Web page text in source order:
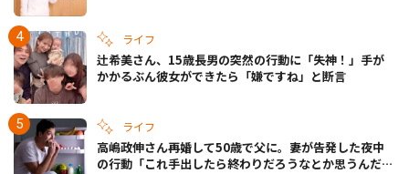
ライフ
辻希美さん、15歳長男の突然の行動に「失神！」手が
かかるぶん彼女ができたら「嫌ですね」と断言
ライフ
高嶋政伸さん再婚して50歳で父に。妻が告発した夜中
の行動「これ手出したら終わりだろうなとか思うんだけ